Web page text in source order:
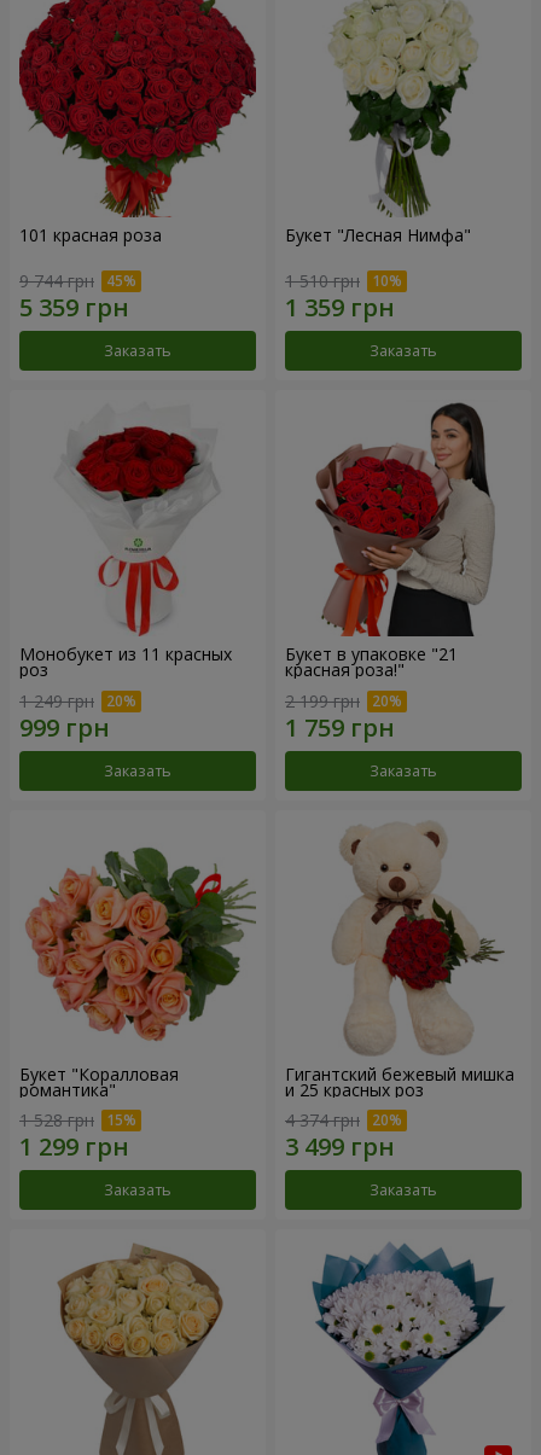
101 красная роза
9 744 грн
Заказать
Букет "Лесная Нимфа"
1 510 грн
Заказать
Монобукет из 11 красных
роз
1 249 грн
Заказать
Букет в упаковке "21
красная роза!"
2 199 грн
Заказать
Букет "Коралловая
романтика"
1 528 грн
Заказать
Гигантский бежевый мишка
и 25 красных роз
4 374 грн
Заказать